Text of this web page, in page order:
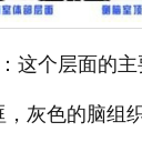
这个层面的
灰色的脑组